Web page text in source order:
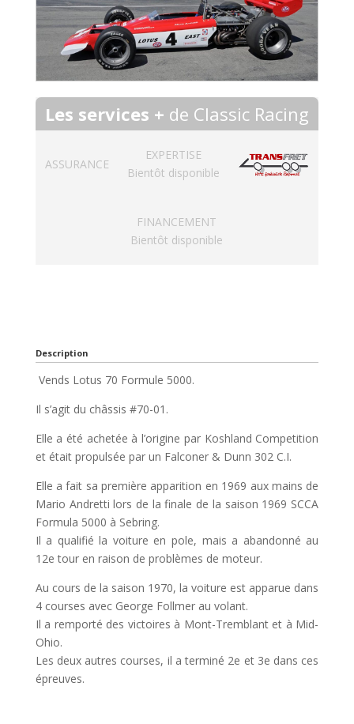
Les services + de Classic Racing
ASSURANCE
EXPERTISE
Bientôt disponible
FINANCEMENT
Bientôt disponible
Description
Vends Lotus 70 Formule 5000.
Il s’agit du châssis #70-01.
Elle a été achetée à l’origine par Koshland Competition
et était propulsée par un Falconer & Dunn 302 C.I.
Elle a fait sa première apparition en 1969 aux mains de
Mario Andretti lors de la finale de la saison 1969 SCCA
Formula 5000 à Sebring.
Il a qualifié la voiture en pole, mais a abandonné au
12e tour en raison de problèmes de moteur.
Au cours de la saison 1970, la voiture est apparue dans
4 courses avec George Follmer au volant.
Il a remporté des victoires à Mont-Tremblant et à Mid-
Ohio.
Les deux autres courses, il a terminé 2e et 3e dans ces
épreuves.